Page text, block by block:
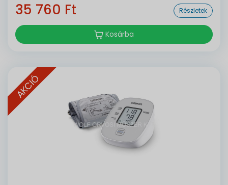
35 760 Ft Részletek
Kosárba
AKCIÓ